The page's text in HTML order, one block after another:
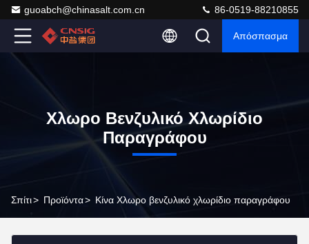
guoabch@chinasalt.com.cn 86-0519-88210855
Απόσπασμα
Χλωρο Βενζυλικό Χλωρίδιο
Παραγράφου
Σπίτι> Προϊόντα> Κίνα Χλωρο βενζυλικό χλωρίδιο παραγράφου